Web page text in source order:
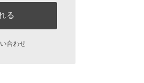
る
合わせ